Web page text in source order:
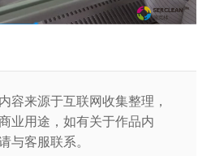
容来源于互联网收集整理，
业用途，如有关于作品内
与客服联系。